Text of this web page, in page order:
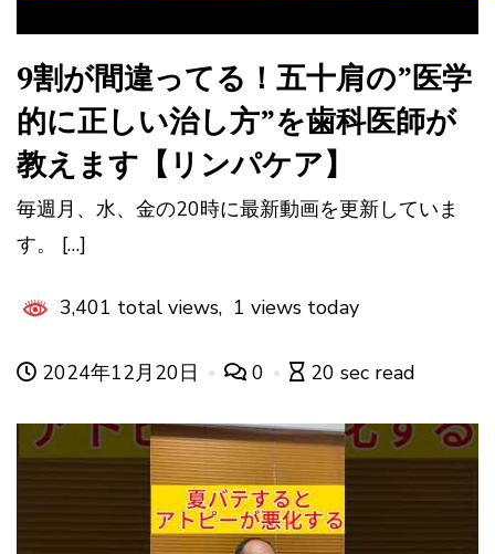
9割が間違ってる！五十肩の”医学
的に正しい治し方”を歯科医師が
教えます【リンパケア】
毎週月、水、金の20時に最新動画を更新していま
す。 […]
3,401 total views, 1 views today
2024年12月20日 0 20 sec read